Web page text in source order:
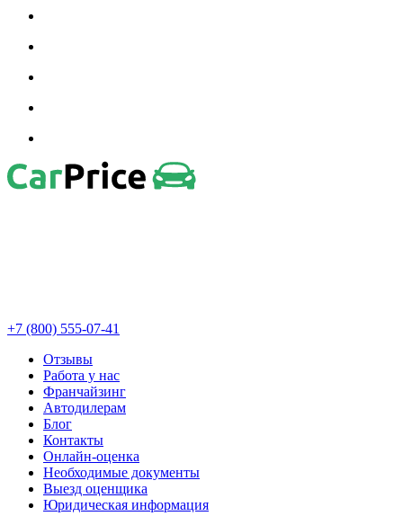
+7 (800) 555-07-41
Отзывы
Работа у нас
Франчайзинг
Автодилерам
Блог
Контакты
Онлайн-оценка
Необходимые документы
Выезд оценщика
Юридическая информация